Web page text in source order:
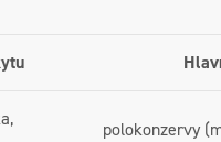
polokonzervy